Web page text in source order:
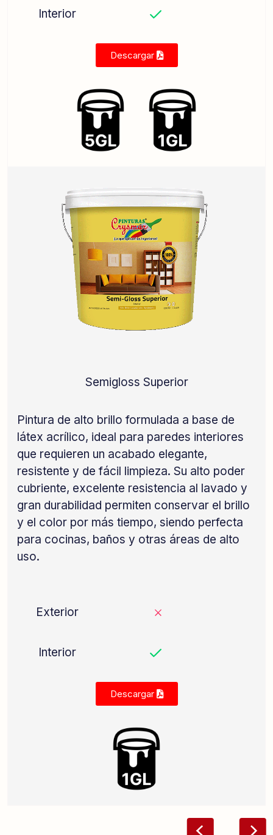
Descargar
Semigloss Superior
Pintura de alto brillo formulada a base de
látex acrílico, ideal para paredes interiores
que requieren un acabado elegante,
resistente y de fácil limpieza. Su alto poder
cubriente, excelente resistencia al lavado y
gran durabilidad permiten conservar el brillo
y el color por más tiempo, siendo perfecta
para cocinas, baños y otras áreas de alto
uso.
Descargar